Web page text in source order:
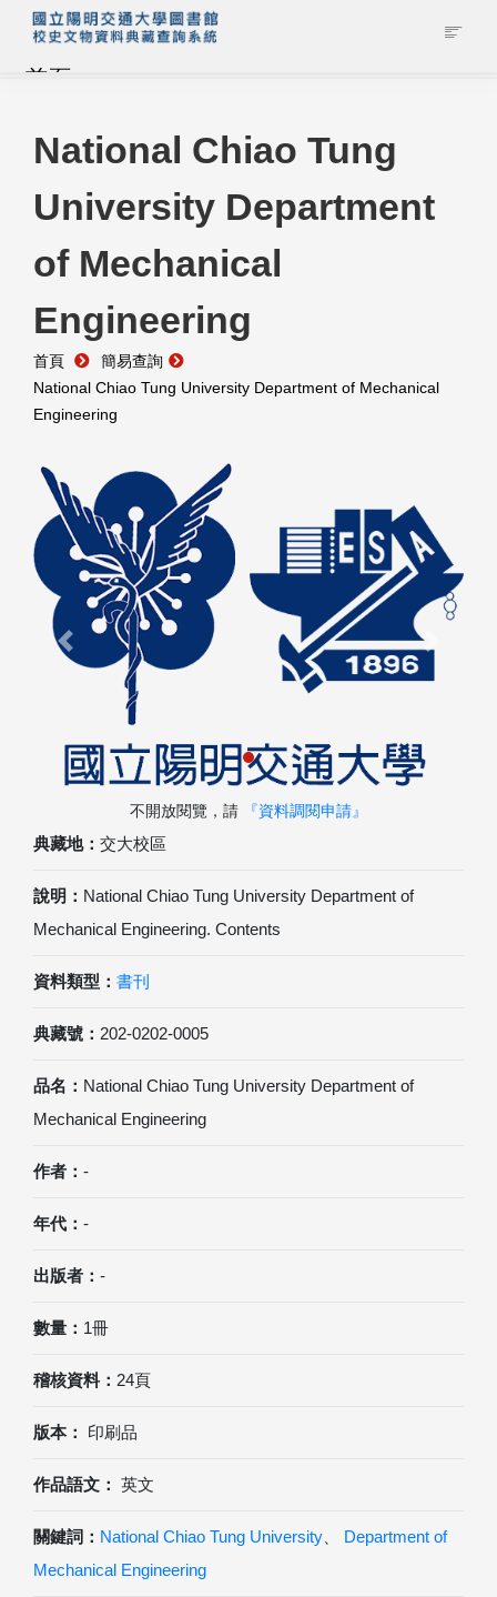
首頁
藏品查詢
校史館簡介
藏品清單全覽
資料調閱申請
管理者登入
National Chiao Tung
University Department
of Mechanical
Engineering
首頁
簡易查詢
National Chiao Tung University Department of Mechanical
Engineering
典藏地： 交大校區
說明： National Chiao Tung University Department of
Mechanical Engineering. Contents
資料類型： 書刊
典藏號： 202-0202-0005
品名： National Chiao Tung University Department of
Mechanical Engineering
作者： -
年代： -
出版者： -
數量： 1冊
稽核資料： 24頁
版本： 印刷品
作品語文： 英文
關鍵詞： National Chiao Tung University
Department of
Mechanical Engineering
Previous Next
不開放閱覽，請 『資料調閱申請』